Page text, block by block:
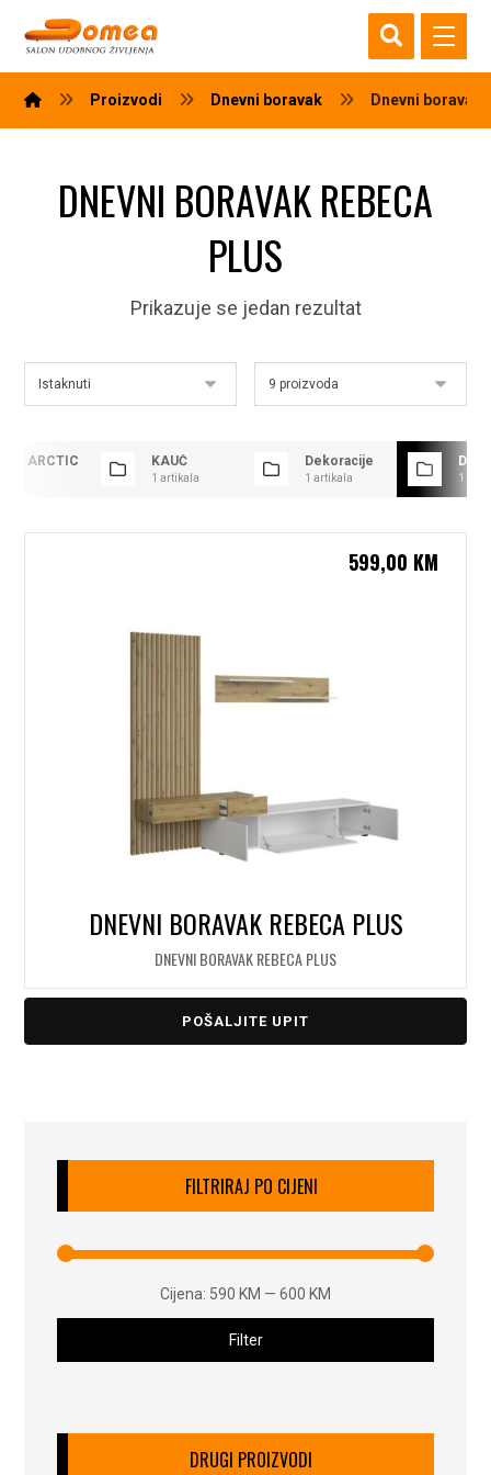
Proizvodi Dnevni boravak Dnevni boravak
DNEVNI BORAVAK REBECA
PLUS
Prikazuje se jedan rezultat
ARCTIC KAUČ
1 artikala
Dekoracije
1 artikala 1
DNEVNI BORAVAK REBECA PLUS
DNEVNI BORAVAK REBECA PLUS
599,00 KM
POŠALJITE UPIT
FILTRIRAJ PO CIJENI
Filter
Cijena: 590 KM — 600 KM
DRUGI PROIZVODI